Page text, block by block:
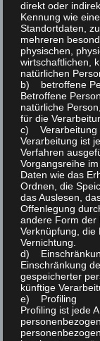
Beginn:
14 November
Ende:
15 November
Öffentlich
direkt oder
Kennung wie
Standortdaten,
mehreren
physischen,
wirtschaftlichen,
natürlichen
b) betroffene
Betroffene
natürliche
für die
c) Verarbeitung
Verarbeitung ist
Verfahren
Vorgangsreihe
Daten wie das
Ordnen, die
das Auslesen,
Offenlegung
andere Form der
Verknüpfung, die
Vernichtung.
d)
Einschränkung
gespeicherter
künftige
e) Profiling
Profiling ist jede